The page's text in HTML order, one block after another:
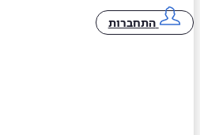
התחברות